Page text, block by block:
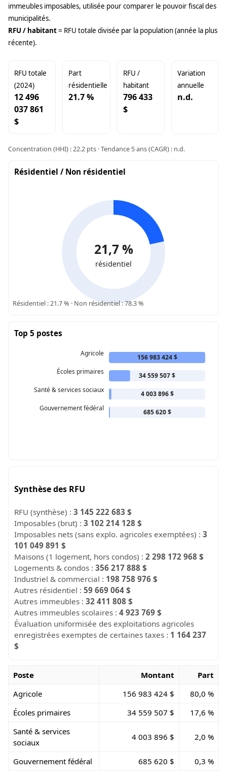
immeubles imposables, utilisée pour comparer le pouvoir fiscal des
municipalités.
RFU / habitant= RFU totale divisée par la population (année la plus
récente).
RFU totale
(2024)
12 496
037 861
$
Part
résidentielle
21.7 %
RFU /
habitant
796 433
$
Variation
annuelle
n.d.
Concentration (HHI) : 22.2 pts · Tendance 5 ans (CAGR) : n.d.
Résidentiel / Non résidentiel
21,7 %
résidentiel
Résidentiel : 21.7 % · Non résidentiel : 78.3 %
Top 5 postes
Agricole
156 983 424 $
Écoles primaires
34 559 507 $
Santé & services sociaux
4 003 896 $
Gouvernement fédéral
685 620 $
Synthèse des RFU
RFU (synthèse) :3 145 222 683 $
Imposables (brut) :3 102 214 128 $
Imposables nets (sans explo. agricoles exemptées) :3
101 049 891 $
Maisons (1 logement, hors condos) :2 298 172 968 $
Logements & condos :356 217 888 $
Industriel & commercial : 198 758 976 $
Autres résidentiel :59 669 064 $
Autres immeubles :32 411 808 $
Autres immeubles scolaires :4 923 769 $
Évaluation uniformisée des exploitations agricoles
enregistrées exemptes de certaines taxes : 1 164 237
$
Poste Montant
Part
Agricole
156 983 424 $
80,0 %
Écoles primaires
34 559 507 $
17,6 %
Santé & services
sociaux
4 003 896 $ 2,0 %
Gouvernement fédéral 685 620 $ 0,3 %